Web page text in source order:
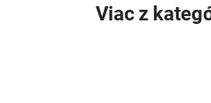
Viac z